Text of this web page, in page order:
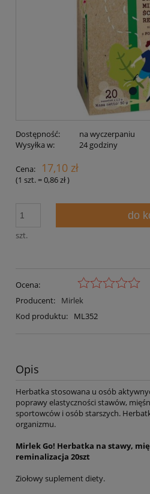
Dostępność:
na wyczerpaniu
Wysyłka w:
24 godziny
Cena: 17,10 zł
(1 szt.=0,86 zł)
szt.
do
Ocena:
Producent:
Mirlek
Kod produktu:
ML352
Opis
Herbatka stosowana u osób
poprawy elastyczności stawów,
sportowców i osób starszych.
organizmu.
Mirlek Go! Herbatka na stawy,
reminalizacja 20szt
Ziołowy suplement diety.